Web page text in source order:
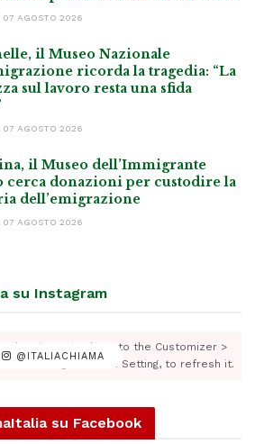
07 AGOSTO 2026
il Museo Nazionale
ricorda la tragedia: “La
sul lavoro resta una sfida
07 AGOSTO 2026
il Museo dell’Immigrante
cerca donazioni per custodire la
dell’emigrazione
07 AGOSTO 2026
su Instagram
@ITALIACHIAMA
Token is expired, Go to the Customizer >
> Instagram Feed Setting, to refresh it.
su Facebook